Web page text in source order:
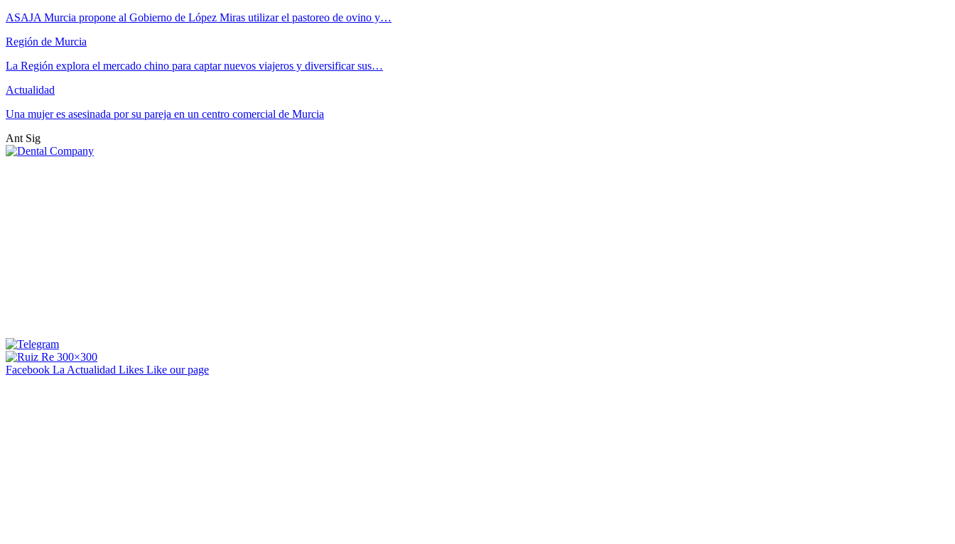
ASAJA Murcia propone al Gobierno de López Miras utilizar el pastoreo de ovino y…
Región de Murcia
La Región explora el mercado chino para captar nuevos viajeros y diversificar sus…
Actualidad
Una mujer es asesinada por su pareja en un centro comercial de Murcia
Ant Sig
Facebook La Actualidad Likes Like our page